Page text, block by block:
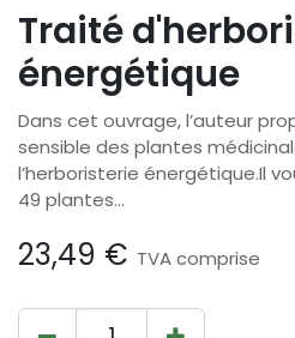
Traité
énergétique
Dans cet ouvrage, l’auteur
sensible des plantes
l’herboristerie énergétique.Il
49 plantes...
23,49 € TVA comprise